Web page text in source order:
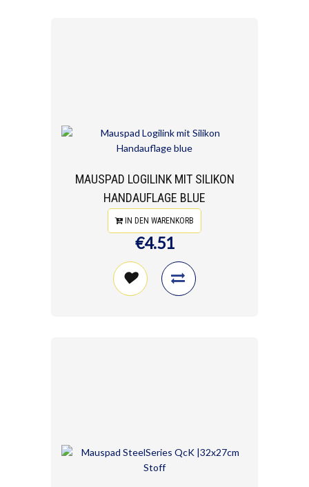
MAUSPAD LOGILINK MIT SILIKON
HANDAUFLAGE BLUE
IN DEN WARENKORB
€4.51